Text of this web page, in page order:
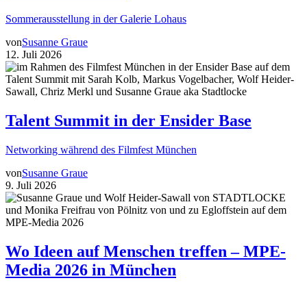
Sommerausstellung in der Galerie Lohaus
vonSusanne Graue
12. Juli 2026
Talent Summit in der Ensider Base
Networking während des Filmfest München
vonSusanne Graue
9. Juli 2026
Wo Ideen auf Menschen treffen – MPE-
Media 2026 in München